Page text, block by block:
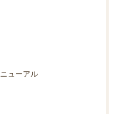
ューアル